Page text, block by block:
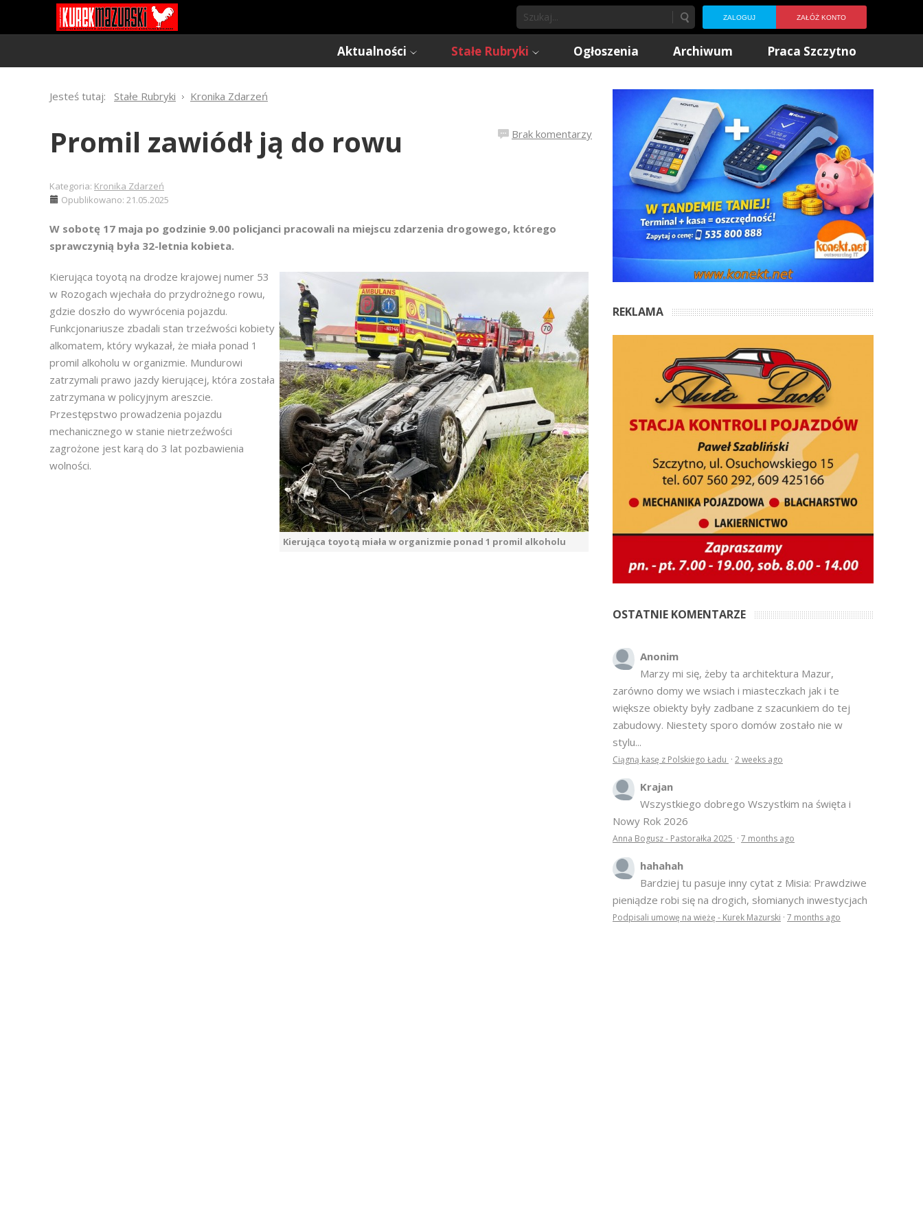
ZALOGUJ ZAŁÓŻ KONTO
Aktualności Stałe Rubryki Ogłoszenia Archiwum Praca Szczytno
Jesteś tutaj: Stałe Rubryki Kronika Zdarzeń
Brak komentarzy
Promil zawiódł ją do rowu
Kategoria: Kronika Zdarzeń
Opublikowano: 21.05.2025
W sobotę 17 maja po godzinie 9.00 policjanci pracowali na miejscu zdarzenia drogowego, którego
sprawczynią była 32-letnia kobieta.
Kierująca toyotą miała w organizmie ponad 1 promil alkoholu
Kierująca toyotą na drodze krajowej numer 53
w Rozogach wjechała do przydrożnego rowu,
gdzie doszło do wywrócenia pojazdu.
Funkcjonariusze zbadali stan trzeźwości kobiety
alkomatem, który wykazał, że miała ponad 1
promil alkoholu w organizmie. Mundurowi
zatrzymali prawo jazdy kierującej, która została
zatrzymana w policyjnym areszcie.
Przestępstwo prowadzenia pojazdu
mechanicznego w stanie nietrzeźwości
zagrożone jest karą do 3 lat pozbawienia
wolności.
REKLAMA
OSTATNIE KOMENTARZE
Anonim
Marzy mi się, żeby ta architektura Mazur,
zarówno domy we wsiach i miasteczkach jak i te
większe obiekty były zadbane z szacunkiem do tej
zabudowy. Niestety sporo domów zostało nie w
stylu...
Ciągną kasę z Polskiego Ładu · 2 weeks ago
Krajan
Wszystkiego dobrego Wszystkim na święta i
Nowy Rok 2026
Anna Bogusz - Pastorałka 2025 · 7 months ago
hahahah
Bardziej tu pasuje inny cytat z Misia: Prawdziwe
pieniądze robi się na drogich, słomianych inwestycjach
Podpisali umowę na wieżę - Kurek Mazurski · 7 months ago